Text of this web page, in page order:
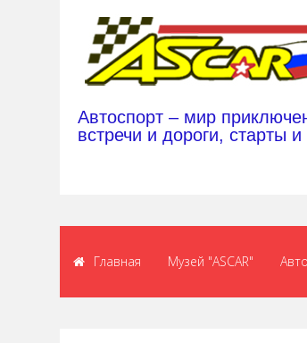
Автоспорт – мир
встречи и дороги, старты
Главная Музей "ASCAR"